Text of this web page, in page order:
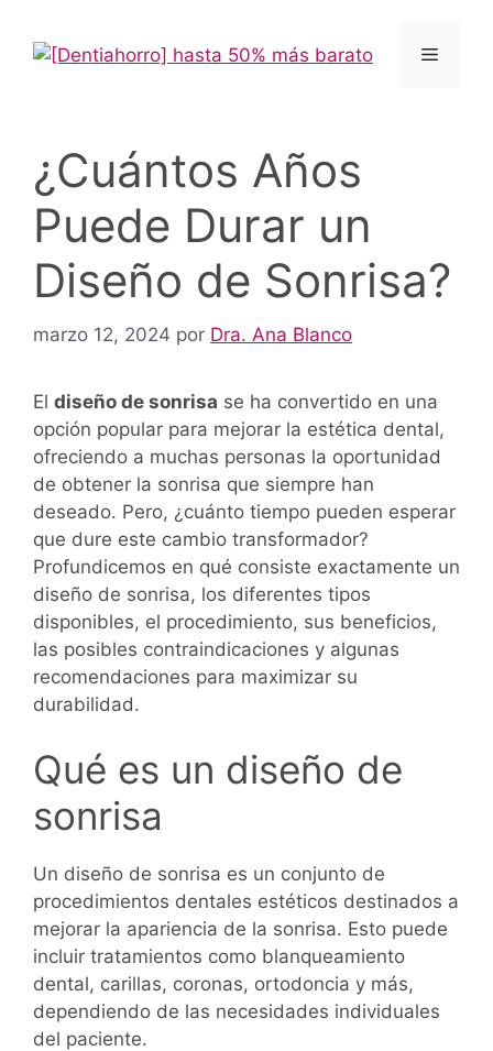
contenido
Menú
¿Cuántos Años
Puede Durar un
Diseño de Sonrisa?
marzo 12, 2024 por Dra. Ana Blanco
El diseño de sonrisa se ha convertido en una
opción popular para mejorar la estética dental,
ofreciendo a muchas personas la oportunidad
de obtener la sonrisa que siempre han
deseado. Pero, ¿cuánto tiempo pueden esperar
que dure este cambio transformador?
Profundicemos en qué consiste exactamente un
diseño de sonrisa, los diferentes tipos
disponibles, el procedimiento, sus beneficios,
las posibles contraindicaciones y algunas
recomendaciones para maximizar su
durabilidad.
Qué es un diseño de
sonrisa
Un diseño de sonrisa es un conjunto de
procedimientos dentales estéticos destinados a
mejorar la apariencia de la sonrisa. Esto puede
incluir tratamientos como blanqueamiento
dental, carillas, coronas, ortodoncia y más,
dependiendo de las necesidades individuales
del paciente.